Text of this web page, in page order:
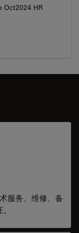
Oct2024 HR
服务、维修、备